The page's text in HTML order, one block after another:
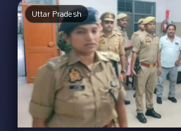
Uttar Pradesh